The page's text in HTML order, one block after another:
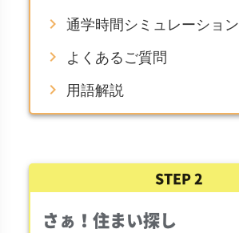
chevron_right 通学時間シミュレーション
chevron_right よくあるご質問
chevron_right 用語解説
STEP 2
さぁ！住まい探し